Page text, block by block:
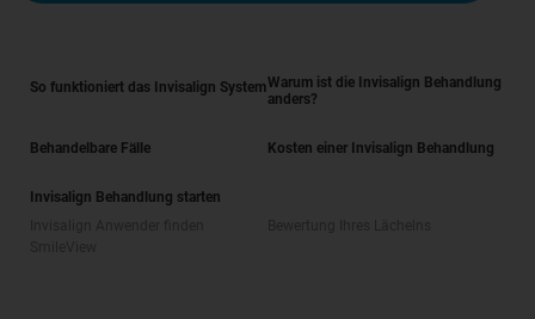
So funktioniert das Invisalign SystemWarum ist die Invisalign Behandlung
anders?
Behandelbare Fälle Kosten einer Invisalign Behandlung
Invisalign Behandlung starten